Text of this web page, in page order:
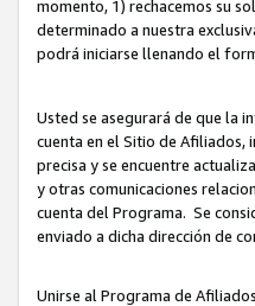
momento, 1) rechacemos su
determinado a nuestra
podrá iniciarse llenando el
Usted se asegurará de que la
cuenta en el Sitio de Afiliados,
precisa y se encuentre
y otras comunicaciones
cuenta del Programa. Se
enviado a dicha dirección de
Unirse al Programa de